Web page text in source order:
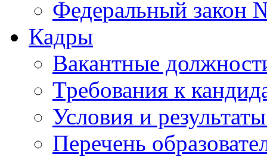
Федеральный закон
Кадры
Вакантные
Требования к
Условия и
Перечень